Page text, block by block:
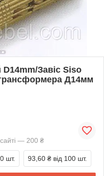
Завіс Siso
Д14мм
— 200 ₴
шт. 93,60 ₴ від 100 шт.